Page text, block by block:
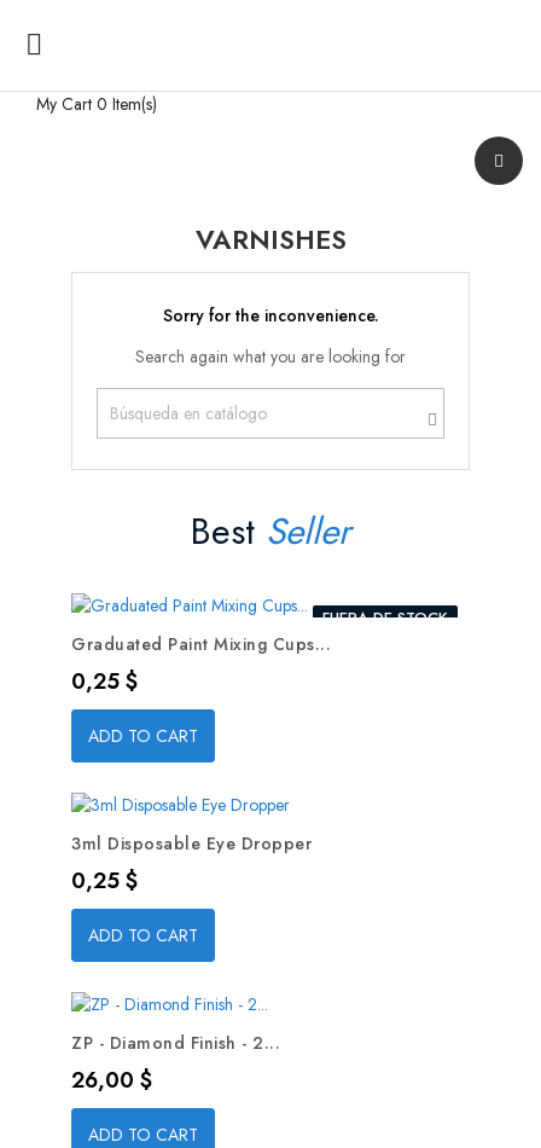

My Cart 0 Item(s)
VARNISHES
Sorry for the inconvenience.
Search again what you are looking for
Best Seller
FUERA DE STOCK
Graduated Paint Mixing Cups...
Precio
0,25 $
ADD TO CART
3ml Disposable Eye Dropper
Precio
0,25 $
ADD TO CART
ZP - Diamond Finish - 2...
Precio
26,00 $
ADD TO CART